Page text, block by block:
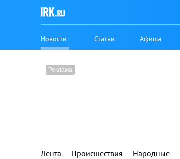
Новости Статьи Афиша
Лента Происшествия Народные